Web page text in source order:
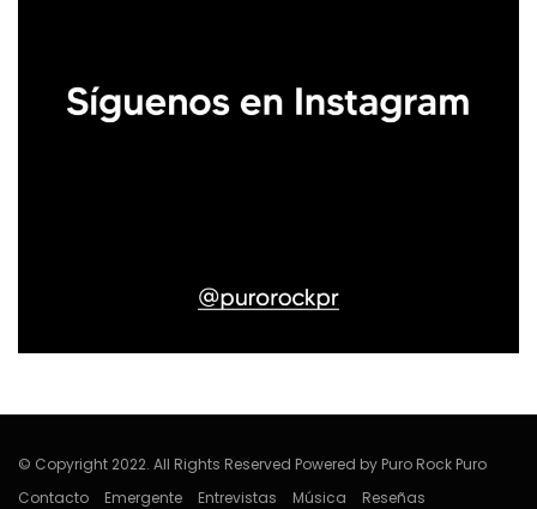
© Copyright 2022. All Rights Reserved Powered by Puro Rock Puro
Contacto
Emergente Entrevistas Música Reseñas